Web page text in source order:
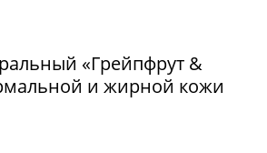
«Грейпфрут &
и жирной кожи